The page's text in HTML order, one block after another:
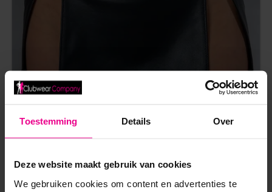
Toestemming Details Over
Deze website maakt gebruik van cookies
We gebruiken cookies om content en advertenties te
LEREN ROK BIZONDER – BIZONDER